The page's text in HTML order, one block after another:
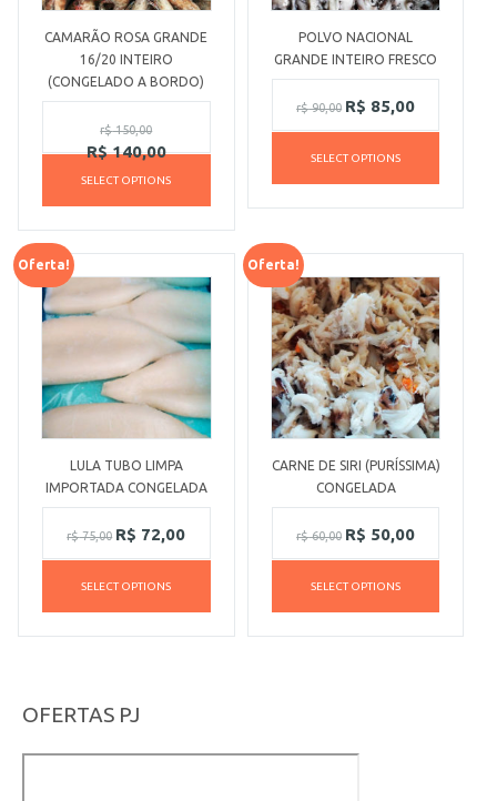
CAMARÃO ROSA GRANDE
16/20 INTEIRO
(CONGELADO A BORDO)
r$150,00
R$140,00
SELECT OPTIONS
POLVO NACIONAL
GRANDE INTEIRO FRESCO
r$90,00 R$ 85,00
SELECT OPTIONS
Oferta!
LULA TUBO LIMPA
IMPORTADA CONGELADA
r$75,00 R$ 72,00
SELECT OPTIONS
Oferta!
CARNE DE SIRI (PURÍSSIMA)
CONGELADA
r$60,00 R$ 50,00
SELECT OPTIONS
OFERTAS PJ